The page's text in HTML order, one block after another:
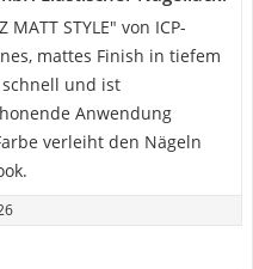
STYLE" von ICP-
mattes Finish in tiefem
schnell und ist
Anwendung
verleiht den Nägeln